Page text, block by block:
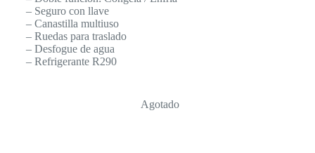
– Seguro con llave
– Canastilla multiuso
– Ruedas para traslado
– Desfogue de agua
– Refrigerante R290
Agotado